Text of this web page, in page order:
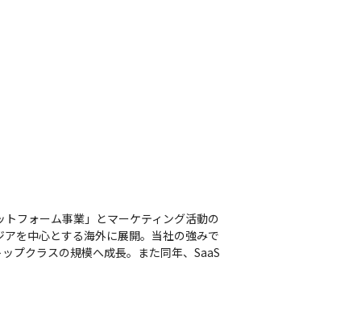
フォーム事業」とマーケティング活動の
を中心とする海外に展開。当社の強みで
プクラスの規模へ成長。また同年、SaaS